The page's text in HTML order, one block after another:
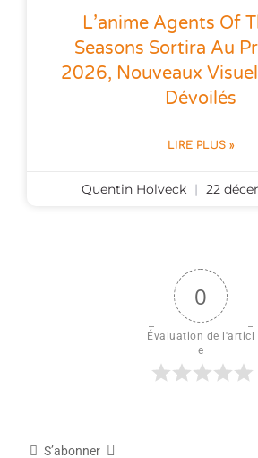
L’anime Agents Of
Seasons Sortira Au
2026, Nouveaux
Dévoilés
LIRE PLUS »
Quentin Holveck 22
0
Évaluation de l'articl
e
S’abonner